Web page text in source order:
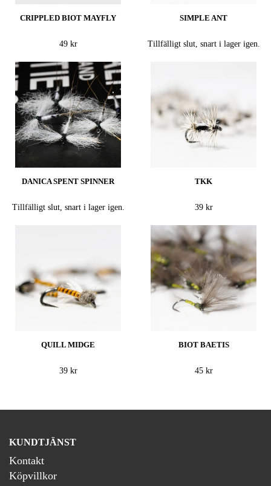
CRIPPLED BIOT MAYFLY
49 kr
SIMPLE ANT
Tillfälligt slut, snart i lager igen.
DANICA SPENT SPINNER
Tillfälligt slut, snart i lager igen.
TKK
39 kr
QUILL MIDGE
39 kr
BIOT BAETIS
45 kr
KUNDTJÄNST
Kontakt
Köpvillkor